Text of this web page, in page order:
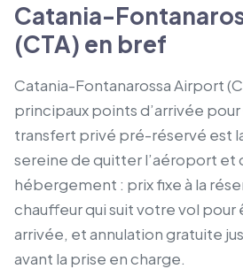
Catania-
(CTA) en bref
Catania-Fontanarossa Airport
principaux points d’arrivée
transfert privé pré-réservé est
sereine de quitter l’aéroport et
hébergement : prix fixe à la
chauffeur qui suit votre vol
arrivée, et annulation gratuite
avant la prise en charge.